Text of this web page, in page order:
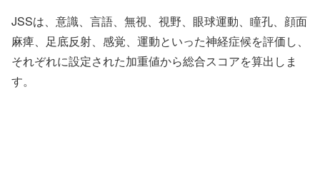
JSSは、意識、言語、無視、視野、眼球運動、瞳孔、顔面
麻痺、足底反射、感覚、運動といった神経症候を評価し、
それぞれに設定された加重値から総合スコアを算出しま
す。